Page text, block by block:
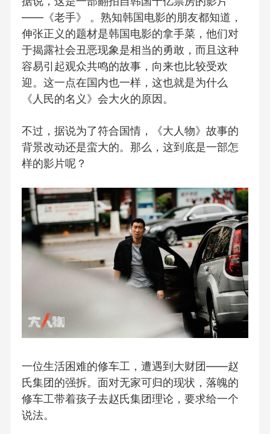
——《老手》 。熟知韩国电影的朋友都知道，
伸张正义的题材是韩国电影的拿手菜，他们对
于揭露社会丑恶现象是相当的勇敢，而且这种
容易引起观众共鸣的故事，向来也比较受欢
迎。这一点在国内也一样，这也就是为什么
《人民的名义》会大火的原因。
不过，据说为了符合国情，《大人物》故事的
背景改动还是蛮大的。那么，这到底是一部怎
样的影片呢？
一位生活困难的修车工，遭遇到大财团——赵
氏集团的强拆。面对无家可归的现状，落魄的
修车工带着孩子去赵氏集团理论，要求给一个
说法。